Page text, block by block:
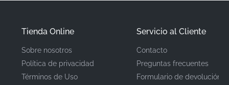
Número de pieza
560542343
Tienda Online
Sobre nosotros
Política de privacidad
Términos de Uso
Servicio al Cliente
Contacto
Preguntas frecuentes
Formulario de devolución